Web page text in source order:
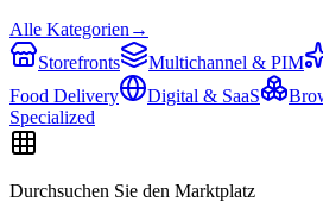
Alle Kategorien →
Storefronts
Multichannel & PIM
Food Delivery
Digital & SaaS
Specialized
Durchsuchen Sie den Marktplatz